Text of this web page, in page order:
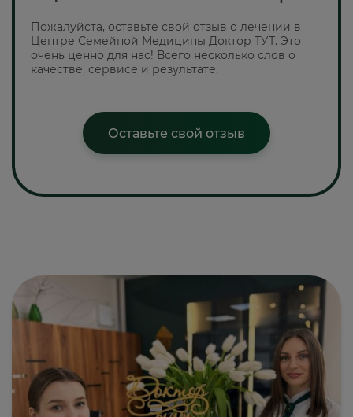
Пожалуйста, оставьте свой отзыв о лечении в
Центре Семейной Медицины Доктор ТУТ. Это
очень ценно для нас! Всего несколько слов о
качестве, сервисе и результате.
Оставьте свой отзыв